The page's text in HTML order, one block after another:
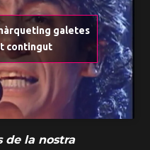
galetes
contingut
de la nostra